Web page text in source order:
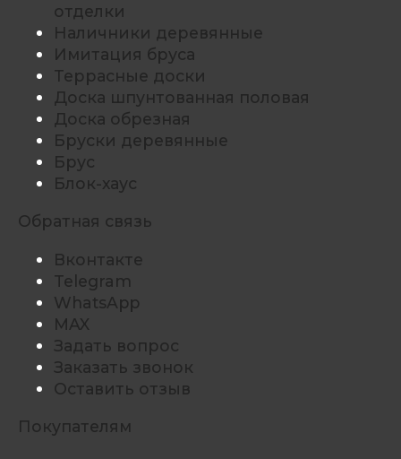
отделки
Наличники деревянные
Имитация бруса
Террасные доски
Доска шпунтованная половая
Доска обрезная
Бруски деревянные
Брус
Блок-хаус
Обратная связь
Вконтакте
Telegram
WhatsApp
MAX
Задать вопрос
Заказать звонок
Оставить отзыв
Покупателям